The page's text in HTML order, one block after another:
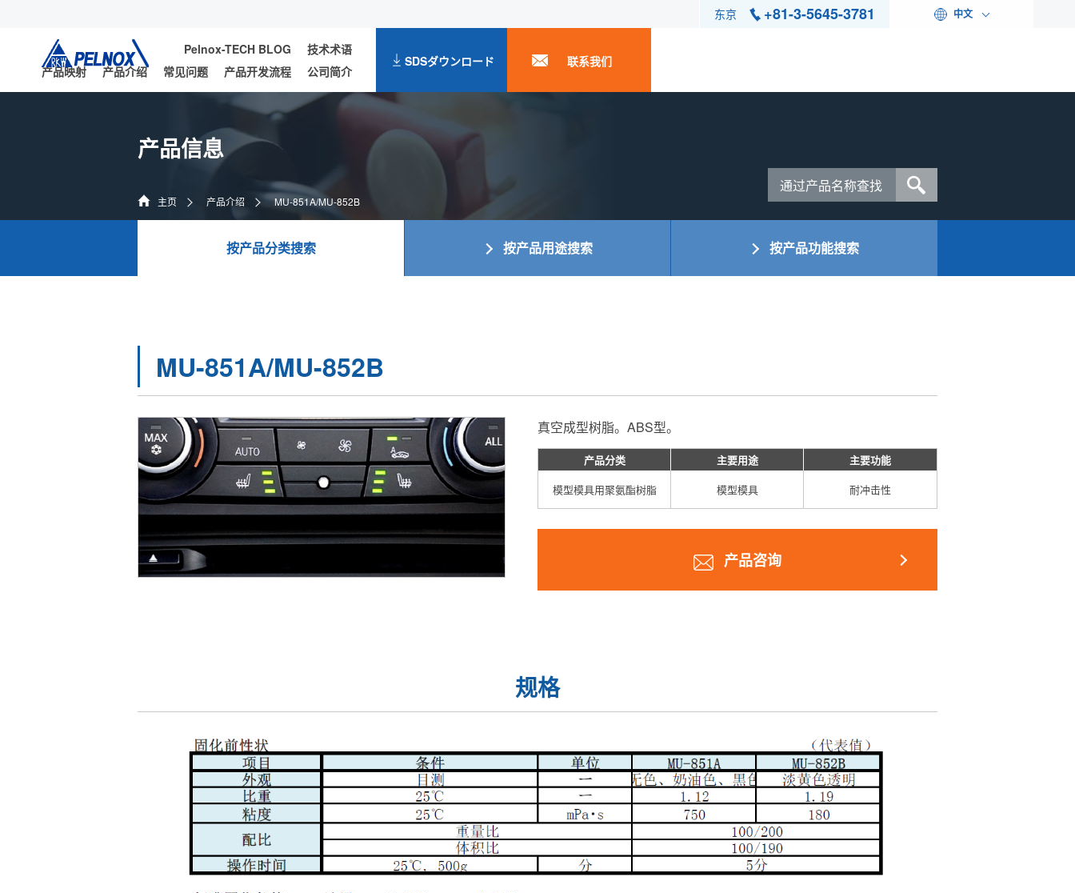
东京 +81-3-5645-3781 中文
Pelnox-TECH BLOG
技术术语
产品映射
产品介绍 常见问题 产品开发流程 公司简介
SDSダウンロード 联系我们
产品信息
主页 产品介绍 MU-851A/MU-852B
按产品分类搜索 按产品用途搜索 按产品功能搜索
MU-851A/MU-852B
真空成型树脂。ABS型。
产品分类 主要用途
主要功能
模型模具用聚氨酯树脂
模型模具 耐冲击性
产品咨询
规格